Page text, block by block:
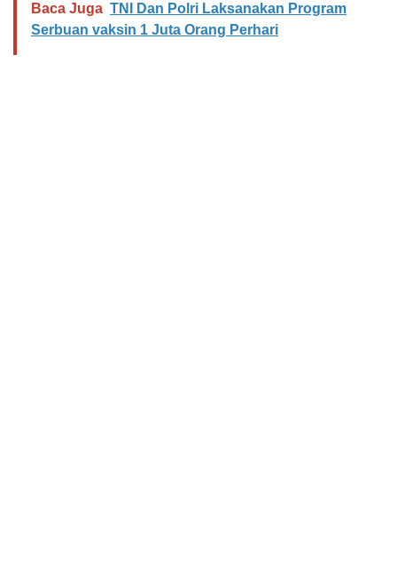
Baca Juga TNI Dan Polri Laksanakan Program
Serbuan vaksin 1 Juta Orang Perhari